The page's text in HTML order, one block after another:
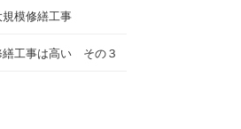
模修繕工事
繕工事は高い その３